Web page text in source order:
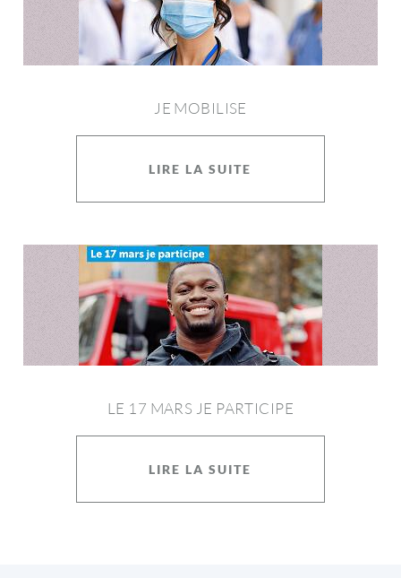
JE MOBILISE
LIRE LA SUITE
LE 17 MARS JE PARTICIPE
LIRE LA SUITE